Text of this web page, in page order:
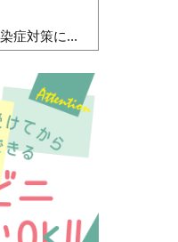
症対策に...